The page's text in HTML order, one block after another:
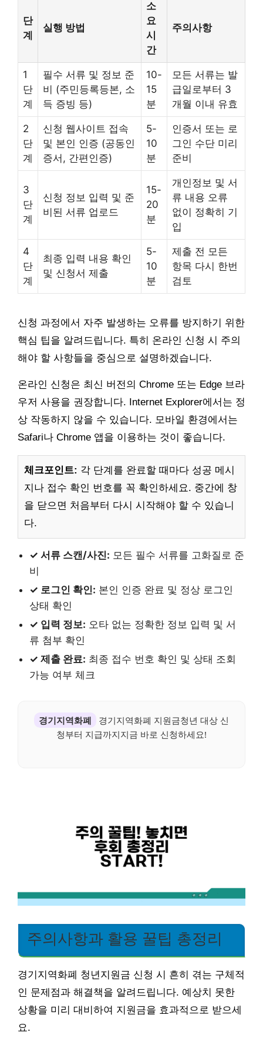
단
계
실행 방법
소
요
시
간
주의사항
1
단
계
필수 서류 및 정보 준
비 (주민등록등본, 소
득 증빙 등)
10-
15
분
모든 서류는 발
급일로부터 3
개월 이내 유효
2
단
계
신청 웹사이트 접속
및 본인 인증 (공동인
증서, 간편인증)
5-
10
분
인증서 또는 로
그인 수단 미리
준비
3
단
계
신청 정보 입력 및 준
비된 서류 업로드
15-
20
분
개인정보 및 서
류 내용 오류
없이 정확히 기
입
4
단
계
최종 입력 내용 확인
및 신청서 제출
5-
10
분
제출 전 모든
항목 다시 한번
검토
신청 과정에서 자주 발생하는 오류를 방지하기 위한
핵심 팁을 알려드립니다. 특히 온라인 신청 시 주의
해야 할 사항들을 중심으로 설명하겠습니다.
온라인 신청은 최신 버전의 Chrome 또는 Edge 브라
우저 사용을 권장합니다. Internet Explorer에서는 정
상 작동하지 않을 수 있습니다. 모바일 환경에서는
Safari나 Chrome 앱을 이용하는 것이 좋습니다.
체크포인트: 각 단계를 완료할 때마다 성공 메시
지나 접수 확인 번호를 꼭 확인하세요. 중간에 창
을 닫으면 처음부터 다시 시작해야 할 수 있습니
다.
✓ 서류 스캔/사진: 모든 필수 서류를 고화질로 준
비
✓ 로그인 확인: 본인 인증 완료 및 정상 로그인
상태 확인
✓ 입력 정보: 오타 없는 정확한 정보 입력 및 서
류 첨부 확인
✓ 제출 완료: 최종 접수 번호 확인 및 상태 조회
가능 여부 체크
경기지역화폐
경기지역화폐 지원금청년 대상 신
청부터 지급까지지금 바로 신청하세요!
주의사항과 활용 꿀팁 총정리
경기지역화폐 청년지원금 신청 시 흔히 겪는 구체적
인 문제점과 해결책을 알려드립니다. 예상치 못한
상황을 미리 대비하여 지원금을 효과적으로 받으세
요.